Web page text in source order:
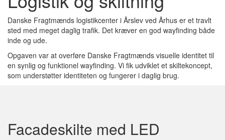
Danske Fragtmænds logistikcenter i Årslev ved Århus er et travlt
sted med meget daglig trafik. Det kræver en god wayfinding både
inde og ude.
Opgaven var at overføre Danske Fragtmænds visuelle identitet til
en synlig og funktionel wayfinding. Vi fik udviklet et skiltekoncept,
som understøtter identiteten og fungerer i daglig brug.
Facadeskilte med LED